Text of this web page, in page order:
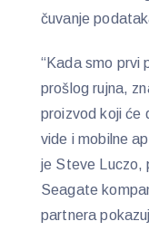
čuvanje
“Kada smo prvi
prošlog rujna,
proizvod koji će
vide i mobilne
je Steve Luczo,
Seagate
partnera